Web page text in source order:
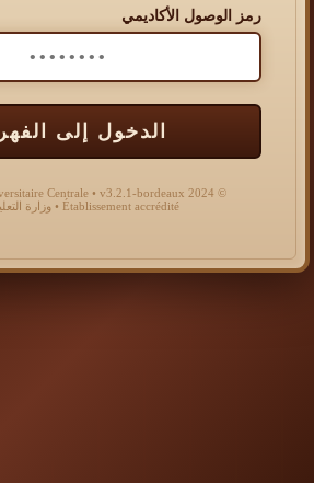
رمز الوصول الأكاديمي
الدخول إلى
© 2024 Bibliothèque Universitaire Centrale • v3.2.1-bordeaux
Établissement accrédité • وزارة التعليم العالي